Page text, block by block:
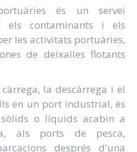
és un servei
els contaminants i els
les activitats portuàries,
de deixalles flotants
la descàrrega i el
en un port industrial, és
o líquids acabin a
als ports de pesca,
després d'una